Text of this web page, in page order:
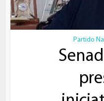
Partido